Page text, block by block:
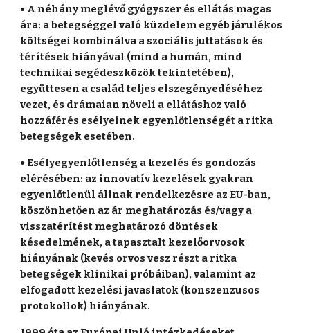
• A néhány meglévő gyógyszer és ellátás magas
ára: a betegséggel való küzdelem egyéb járulékos
költségei kombinálva a szociális juttatások és
térítések hiányával (mind a humán, mind
technikai segédeszközök tekintetében),
együttesen a család teljes elszegényedéséhez
vezet, és drámaian növeli a ellátáshoz való
hozzáférés esélyeinek egyenlőtlenségét a ritka
betegségek esetében.
• Esélyegyenlőtlenség a kezelés és gondozás
elérésében: az innovatív kezelések gyakran
egyenlőtlenül állnak rendelkezésre az EU-ban,
köszönhetően az ár meghatározás és/vagy a
visszatérítést meghatározó döntések
késedelmének, a tapasztalt kezelőorvosok
hiányának (kevés orvos vesz részt a ritka
betegségek klinikai próbáiban), valamint az
elfogadott kezelési javaslatok (konszenzusos
protokollok) hiányának.